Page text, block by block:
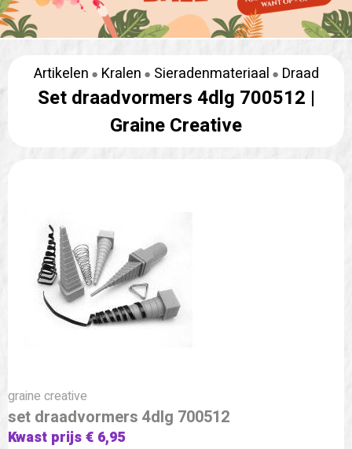
Artikelen Kralen Sieradenmateriaal Draad
Set draadvormers 4dlg 700512 |
Graine Creative
graine creative
set draadvormers 4dlg 700512
Kwast prijs € 6,95